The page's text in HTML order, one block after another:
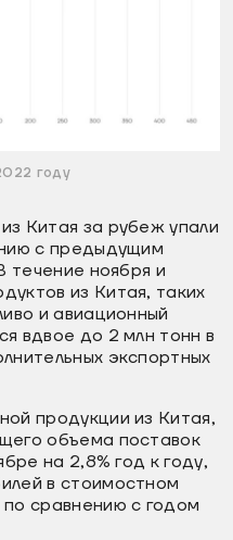
году
Китая за рубеж упали
с предыдущим
течение ноября и
из Китая, таких
и авиационный
вдвое до 2 млн тонн в
экспортных
продукции из Китая,
объема поставок
на 2,8% год к году,
в стоимостном
сравнению с годом